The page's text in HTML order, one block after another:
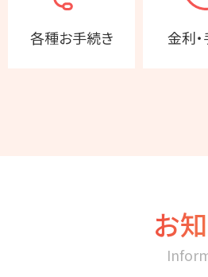
各種お手続き 金利
お